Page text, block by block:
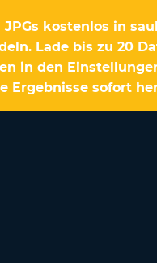
kostenlos in
Lade bis zu 20
in den
Ergebnisse sofort